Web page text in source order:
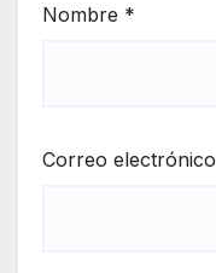
Nombre *
Correo electrónico